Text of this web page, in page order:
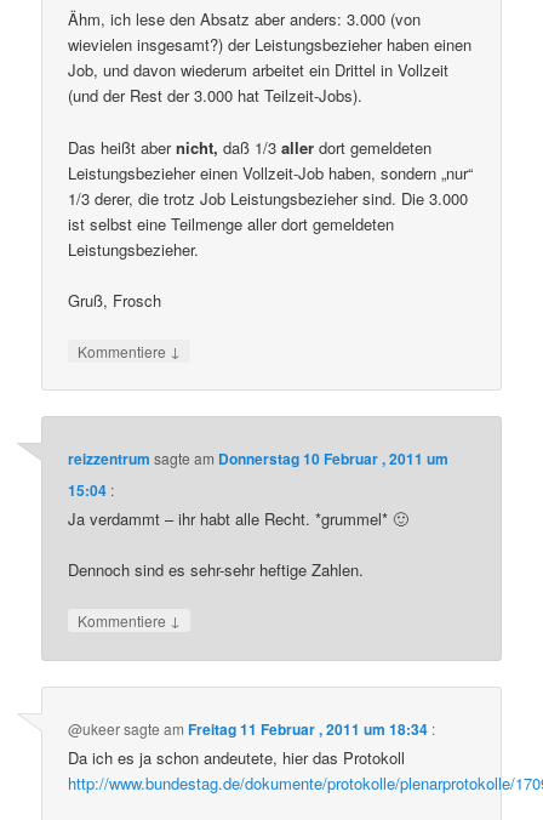
Ähm, ich lese den Absatz aber anders: 3.000 (von
wievielen insgesamt?) der Leistungsbezieher haben einen
Job, und davon wiederum arbeitet ein Drittel in Vollzeit
(und der Rest der 3.000 hat Teilzeit-Jobs).
Das heißt abernicht, daß 1/3aller dort gemeldeten
Leistungsbezieher einen Vollzeit-Job haben, sondern „nur“
1/3 derer, die trotz Job Leistungsbezieher sind. Die 3.000
ist selbst eine Teilmenge aller dort gemeldeten
Leistungsbezieher.
Gruß, Frosch
Kommentiere ↓
reizzentrum sagte am Donnerstag 10 Februar , 2011 um
15:04 :
Ja verdammt – ihr habt alle Recht. *grummel* 🙂
Dennoch sind es sehr-sehr heftige Zahlen.
Kommentiere ↓
@ukeersagte amFreitag 11 Februar , 2011 um 18:34 :
Da ich es ja schon andeutete, hier das Protokoll
http://www.bundestag.de/dokumente/protokolle/plenarprotokolle/